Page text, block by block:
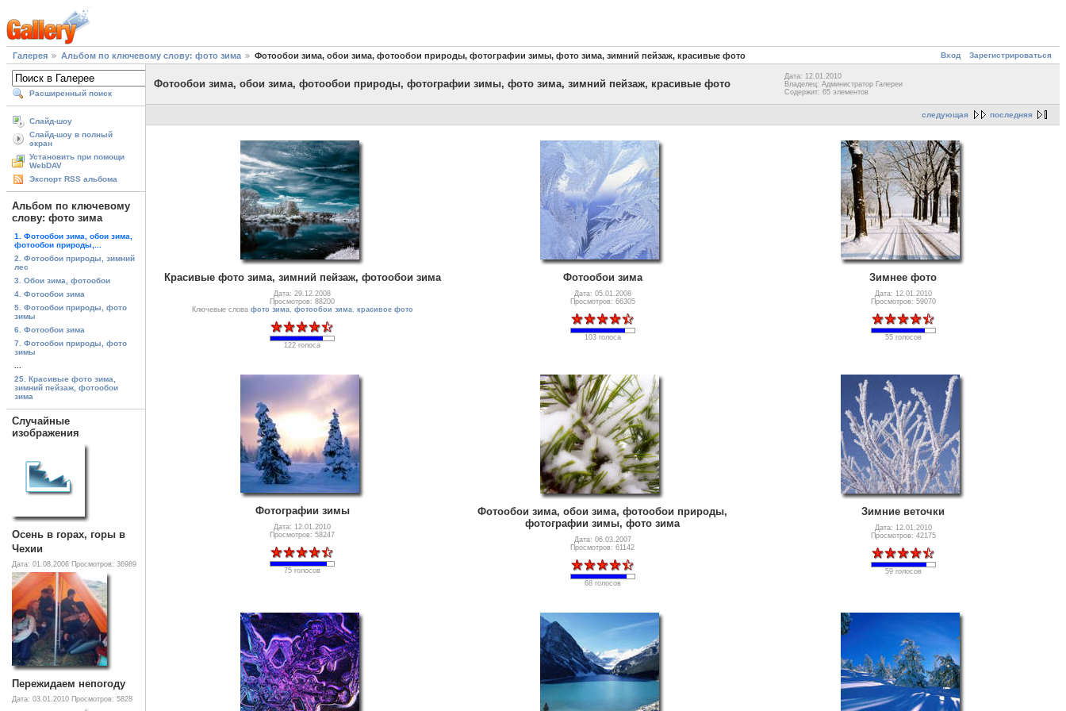
Вход Зарегистрироваться
Галерея Альбом по ключевому слову: фото зима Фотообои зима, обои зима, фотообои природы, фотографии зимы, фото зима, зимний пейзаж, красивые фото
Расширенный поиск
Слайд-шоу
Слайд-шоу в полный
экран
Установить при помощи
WebDAV
Экспорт RSS альбома
Альбом по ключевому
слову: фото зима
1. Фотообои зима, обои зима,
фотообои природы,...
2. Фотообои природы, зимний
лес
3. Обои зима, фотообои
4. Фотообои зима
5. Фотообои природы, фото
зимы
6. Фотообои зима
7. Фотообои природы, фото
зимы
25. Красивые фото зима,
зимний пейзаж, фотообои
зима
Случайные
изображения
Осень в горах, горы в
Чехии
Дата: 01.08.2006 Просмотров: 36989
Пережидаем непогоду
Дата: 03.01.2010 Просмотров: 5828
Фотообои зима, обои зима, фотообои природы, фотографии зимы, фото зима, зимний пейзаж, красивые фото
Дата: 12.01.2010
Владелец: Администратор Галереи
Содержит: 65 элементов
следующая последняя
Красивые фото зима, зимний пейзаж, фотообои зима
Дата: 29.12.2008
Просмотров: 88200
Ключевые слова фото зима, фотообои зима, красивое фото
122 голоса
Фотообои зима
Дата: 05.01.2008
Просмотров: 66305
103 голоса
Зимнее фото
Дата: 12.01.2010
Просмотров: 59070
55 голосов
Фотографии зимы
Дата: 12.01.2010
Просмотров: 58247
75 голосов
Фотообои зима, обои зима, фотообои природы,
фотографии зимы, фото зима
Дата: 06.03.2007
Просмотров: 61142
68 голосов
Зимние веточки
Дата: 12.01.2010
Просмотров: 42175
59 голосов